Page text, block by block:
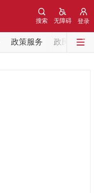
登录
无障碍
搜索
政策服务 政民互动